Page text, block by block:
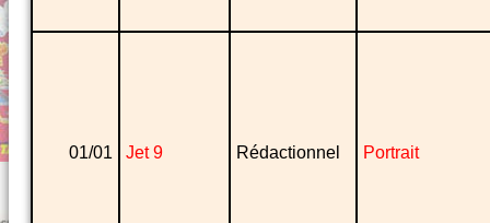
01/01 Jet 9 Rédactionnel Portrait